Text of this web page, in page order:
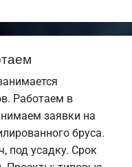
Работаем в
заявки на
бруса.
под усадку. Срок